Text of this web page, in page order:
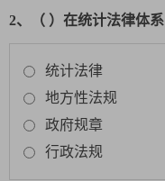
2、（ ）在统计法律体
统计法律
地方性法规
政府规章
行政法规